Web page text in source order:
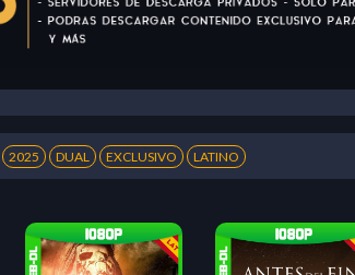
2025 DUAL EXCLUSIVO LATINO